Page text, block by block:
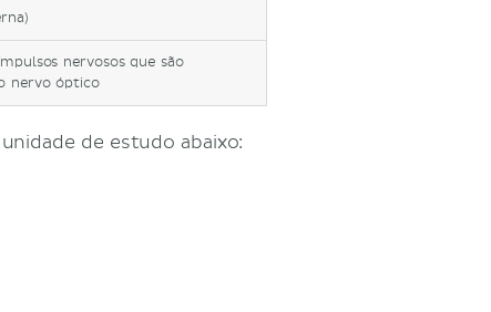
nervosos que são
nervo óptico
de estudo abaixo: